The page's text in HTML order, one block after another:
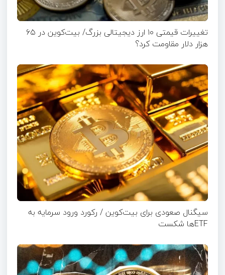
تغییرات قیمتی ۱۰ ارز دیجیتالی بزرگ/ بیت‌کوین در ۶۵
هزار دلار مقاومت کرد؟
سیگنال صعودی برای بیت‌کوین / رکورد ورود سرمایه به
ETFها شکست